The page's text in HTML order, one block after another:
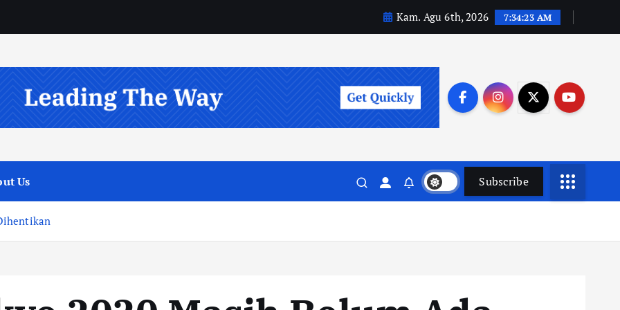
Kam. Agu 6th, 2026 7:34:24 AM
Us Subscribe